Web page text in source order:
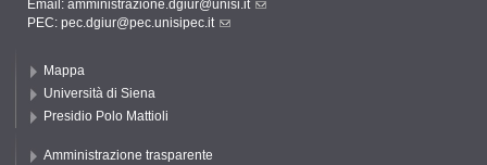
Email: amministrazione.dgiur@unisi.it
PEC: pec.dgiur@pec.unisipec.it
Mappa
Università di Siena
Presidio Polo Mattioli
Amministrazione trasparente